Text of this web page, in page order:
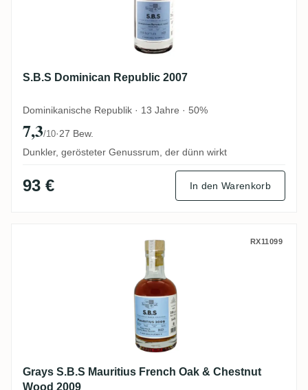
S.B.S Dominican Republic 2007
Dominikanische Republik · 13 Jahre · 50%
7,3/10·27 Bew.
Dunkler, gerösteter Genussrum, der dünn wirkt
93 € In den Warenkorb
Grays S.B.S Mauritius French Oak &
RX11099
Grays S.B.S Mauritius French Oak & Chestnut
Wood 2009